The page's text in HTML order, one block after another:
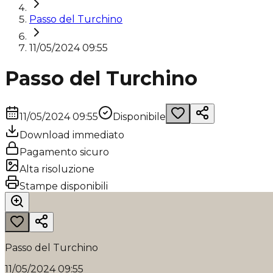
Passo del Turchino
11/05/2024 09:55
Passo del Turchino
11/05/2024 09:55
Disponibile
Download immediato
Pagamento sicuro
Alta risoluzione
Stampe disponibili
Passo del Turchino
11/05/2024 09:55